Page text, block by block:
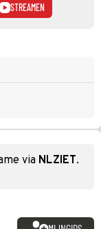
STREAMEN
via NLZIET.